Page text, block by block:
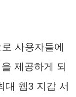
사용자들에
제공하게 되
대 웹3 지갑 서